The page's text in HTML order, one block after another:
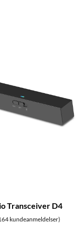
Transceiver D4
kundeanmeldelser)